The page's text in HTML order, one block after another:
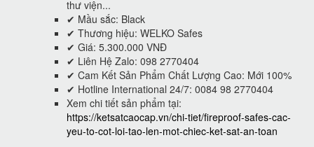
thư viện...
✔ Mầu sắc: Black
✔ Thương hiệu: WELKO Safes
✔ Giá: 5.300.000 VNĐ
✔ Liên Hệ Zalo: 098 2770404
✔ Cam Kết Sản Phẩm Chất Lượng Cao: Mới 100%
✔ Hotline International 24/7: 0084 98 2770404
Xem chi tiết sản phẩm tại:
https://ketsatcaocap.vn/chi-tiet/fireproof-safes-cac-
yeu-to-cot-loi-tao-len-mot-chiec-ket-sat-an-toan